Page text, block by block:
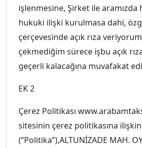
işlenmesine, Şirket ile
hukuki ilişki kurulmasa dahi,
çerçevesinde açık rıza
çekmediğim sürece işbu açık
geçerli kalacağına muvafakat
EK 2
Çerez Politikası
sitesinin çerez politikasına
(“Politika”),ALTUNİZADE MAH.